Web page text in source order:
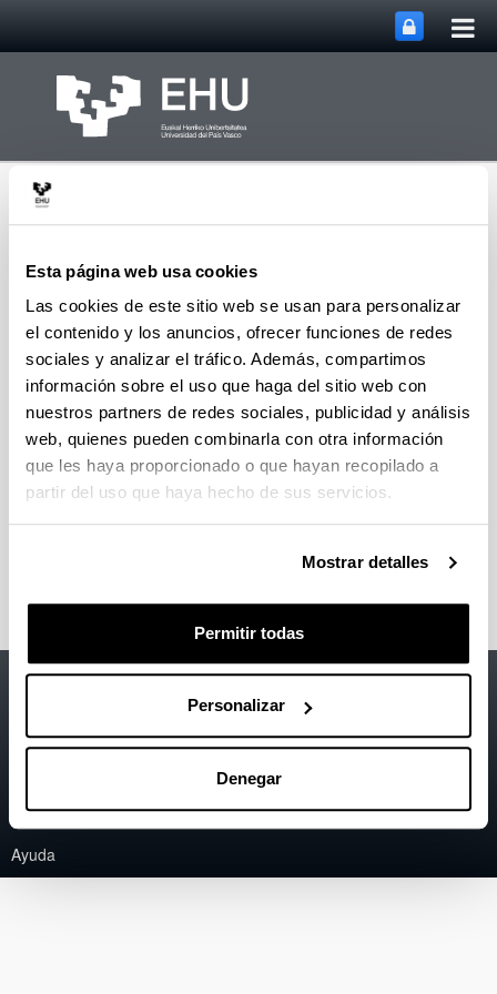
Esta página web usa cookies
Las cookies de este sitio web se usan para personalizar
el contenido y los anuncios, ofrecer funciones de redes
sociales y analizar el tráfico. Además, compartimos
información sobre el uso que haga del sitio web con
nuestros partners de redes sociales, publicidad y análisis
web, quienes pueden combinarla con otra información
que les haya proporcionado o que hayan recopilado a
partir del uso que haya hecho de sus servicios.
Mostrar detalles
Permitir todas
Personalizar
Denegar
Signaling Lab MenúAbrir/cerrar
Oferta tecnológica
Malformaciones del desarrollo embrionario y
odontogénesis
Accesibilidad
Mapa
Ayuda
EHU